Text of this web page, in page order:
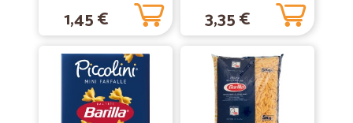
Ottimi prezzi e servizio preciso, ottima comunicazione
—Luigi M.
PERFETTI: VELOCI, PROFESSIONALI, CORTESI
1,45 € 3,35 €